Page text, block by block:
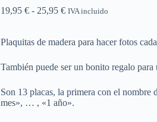
19,95€ - 25,95€Rango
desde
hasta
IVA incluido
Plaquitas de madera para hacer fotos
También puede ser un bonito regalo para
Son 13 placas, la primera con el nombre
mes», … , «1 año».